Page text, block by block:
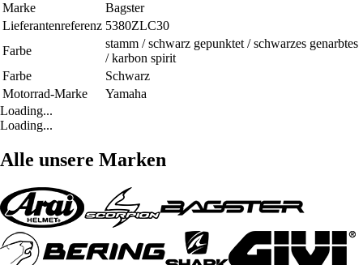
Marke
Bagster
Lieferantenreferenz 5380ZLC30
Farbe
stamm / schwarz gepunktet / schwarzes genarbtes
/ karbon spirit
Farbe
Schwarz
Motorrad-Marke
Yamaha
Loading...
Loading...
Alle unsere Marken